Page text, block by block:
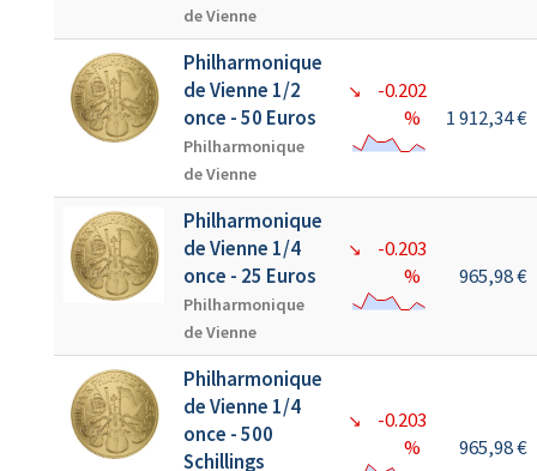
de Vienne
Philharmonique
de Vienne 1/2
once - 50 Euros
Philharmonique
de Vienne
↘
-0.202
%
1 912,34 €
Philharmonique
de Vienne 1/4
once - 25 Euros
Philharmonique
de Vienne
↘
-0.203
%
965,98 €
Philharmonique
de Vienne 1/4
once - 500
Schillings
↘
-0.203
%
965,98 €